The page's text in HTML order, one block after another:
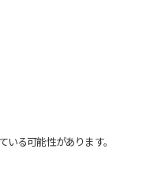
る可能性があります。